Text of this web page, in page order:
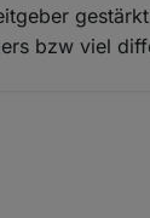
bzw viel